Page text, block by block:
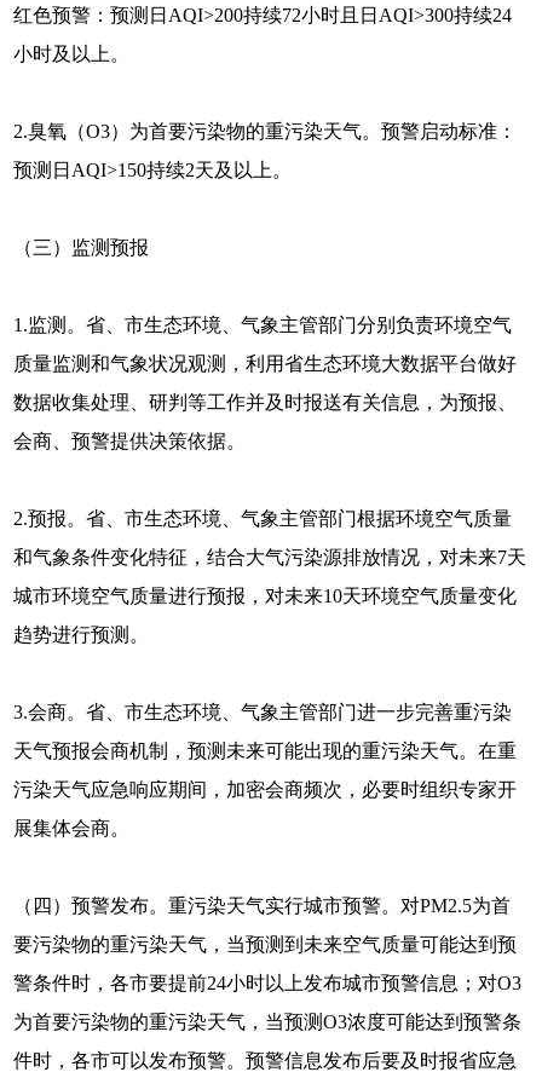
红色预警：预测日AQI>200持续72小时且日AQI>300持续24
小时及以上。
2.臭氧（O3）为首要污染物的重污染天气。预警启动标准：
预测日AQI>150持续2天及以上。
（三）监测预报
1.监测。省、市生态环境、气象主管部门分别负责环境空气
质量监测和气象状况观测，利用省生态环境大数据平台做好
数据收集处理、研判等工作并及时报送有关信息，为预报、
会商、预警提供决策依据。
2.预报。省、市生态环境、气象主管部门根据环境空气质量
和气象条件变化特征，结合大气污染源排放情况，对未来7天
城市环境空气质量进行预报，对未来10天环境空气质量变化
趋势进行预测。
3.会商。省、市生态环境、气象主管部门进一步完善重污染
天气预报会商机制，预测未来可能出现的重污染天气。在重
污染天气应急响应期间，加密会商频次，必要时组织专家开
展集体会商。
（四）预警发布。重污染天气实行城市预警。对PM2.5为首
要污染物的重污染天气，当预测到未来空气质量可能达到预
警条件时，各市要提前24小时以上发布城市预警信息；对O3
为首要污染物的重污染天气，当预测O3浓度可能达到预警条
件时，各市可以发布预警。预警信息发布后要及时报省应急